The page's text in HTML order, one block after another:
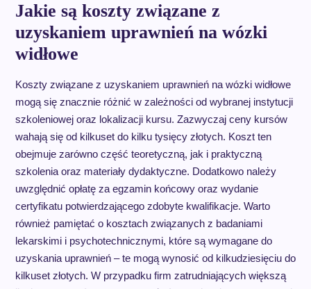
Jakie są koszty związane z
uzyskaniem uprawnień na wózki
widłowe
Koszty związane z uzyskaniem uprawnień na wózki widłowe
mogą się znacznie różnić w zależności od wybranej instytucji
szkoleniowej oraz lokalizacji kursu. Zazwyczaj ceny kursów
wahają się od kilkuset do kilku tysięcy złotych. Koszt ten
obejmuje zarówno część teoretyczną, jak i praktyczną
szkolenia oraz materiały dydaktyczne. Dodatkowo należy
uwzględnić opłatę za egzamin końcowy oraz wydanie
certyfikatu potwierdzającego zdobyte kwalifikacje. Warto
również pamiętać o kosztach związanych z badaniami
lekarskimi i psychotechnicznymi, które są wymagane do
uzyskania uprawnień – te mogą wynosić od kilkudziesięciu do
kilkuset złotych. W przypadku firm zatrudniających większą